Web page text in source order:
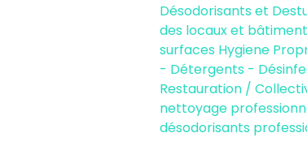
Désodorisants et
des locaux et
surfaces Hygiene
- Détergents -
Restauration /
nettoyage
désodorisants